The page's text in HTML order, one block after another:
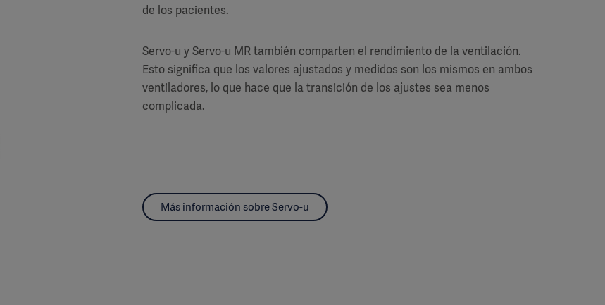
de los pacientes.
Servo-u y Servo-u MR también comparten el rendimiento de la ventilación.
Esto significa que los valores ajustados y medidos son los mismos en ambos
ventiladores, lo que hace que la transición de los ajustes sea menos
complicada.
Más información sobre Servo-u